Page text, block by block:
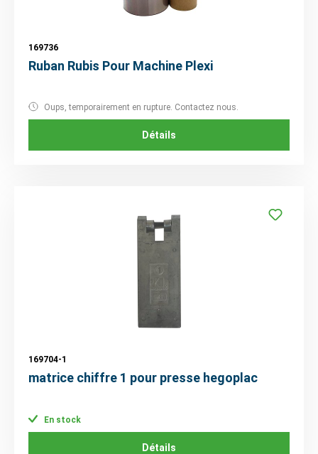
169736
Ruban Rubis Pour Machine Plexi
Oups, temporairement en rupture. Contactez nous.
Détails
169704-1
matrice chiffre 1 pour presse hegoplac
En stock
Détails